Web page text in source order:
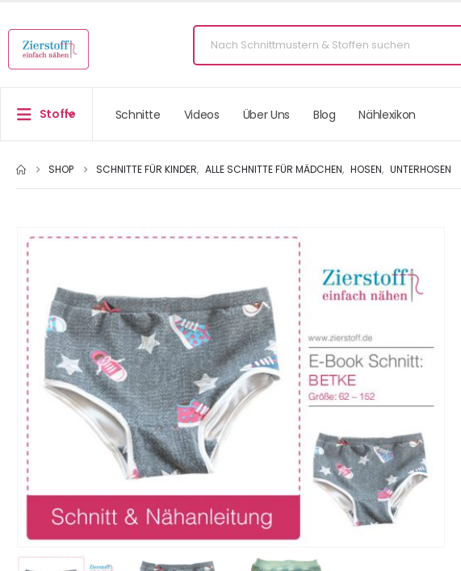
Stoffe Schnitte Videos Über Uns Blog Nählexikon
SHOP SCHNITTE FÜR KINDER, ALLE SCHNITTE FÜR MÄDCHEN, HOSEN, UNTERHOSEN